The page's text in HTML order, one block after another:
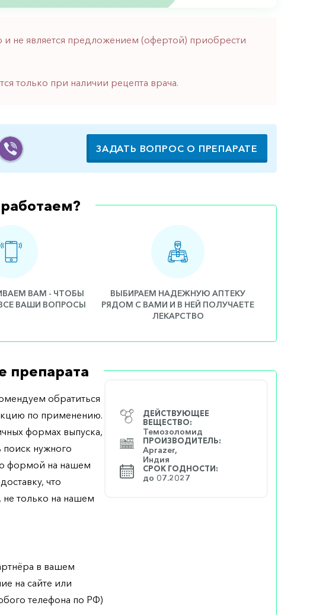
не является предложением (офертой) приобрести
только при наличии рецепта врача.
ЗАДАТЬ ВОПРОС О ПРЕПАРАТЕ
ВАМ - ЧТОБЫ
ВАШИ ВОПРОСЫ
ВЫБИРАЕМ НАДЕЖНУЮ АПТЕКУ
РЯДОМ С ВАМИ И В НЕЙ ПОЛУЧАЕТЕ
ЛЕКАРСТВО
препарата
ДЕЙСТВУЮЩЕЕ
ВЕЩЕСТВО:
Темозоломид
ПРОИЗВОДИТЕЛЬ:
Aprazer,
Индия
СРОК ГОДНОСТИ:
до 07.2027
обратиться
по применению.
формах выпуска,
поиск нужного
формой на нашем
что
только на нашем
в вашем
на сайте или
телефона по РФ)